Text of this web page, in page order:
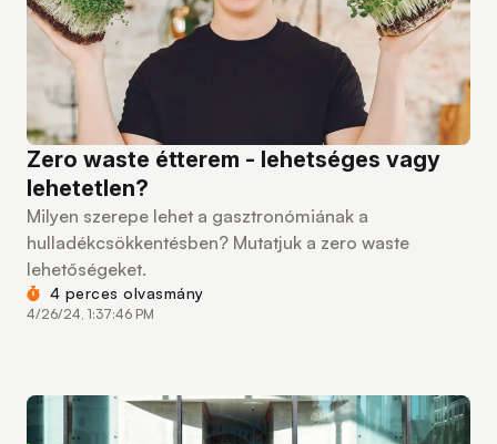
Zero waste étterem - lehetséges vagy
lehetetlen?
Milyen szerepe lehet a gasztronómiának a
hulladékcsökkentésben? Mutatjuk a zero waste
lehetőségeket.
4 perces olvasmány
4/26/24, 1:37:46 PM